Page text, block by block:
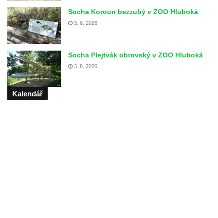
Socha Koroun bezzubý v ZOO Hluboká
3. 8. 2026
Socha Plejtvák obrovský v ZOO Hluboká
3. 8. 2026
Kalendář